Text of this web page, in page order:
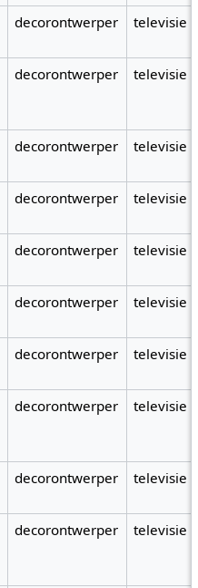
decorontwerper televisie
decorontwerper televisie
decorontwerper televisie
decorontwerper televisie
decorontwerper televisie
decorontwerper televisie
decorontwerper televisie
decorontwerper televisie
decorontwerper televisie
decorontwerper televisie